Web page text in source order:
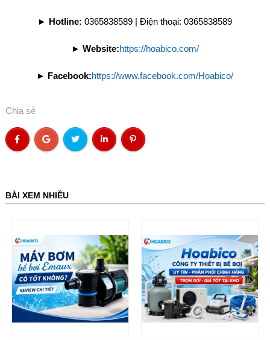
► Hotline: 0365838589 | Điện thoại: 0365838589
► Website:https://hoabico.com/
► Facebook:https://www.facebook.com/Hoabico/
Chia sẻ
BÀI XEM NHIỀU